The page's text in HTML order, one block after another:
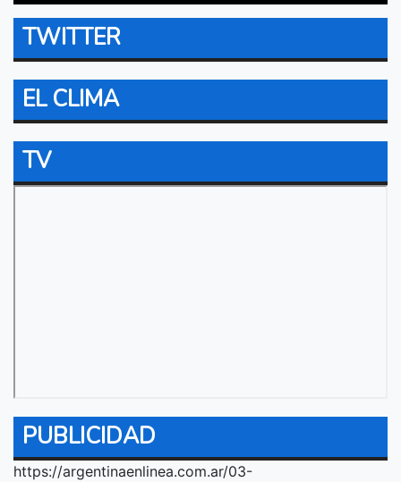
TWITTER
EL CLIMA
TV
PUBLICIDAD
https://argentinaenlinea.com.ar/03-